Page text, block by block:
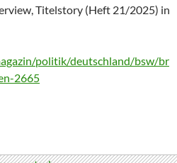
Titelstory (Heft 21/2025) in
politik/deutschland/bsw/br
2665